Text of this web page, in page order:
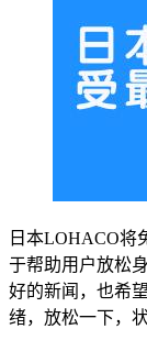
日本LOHACO将
于帮助用户放松
好的新闻，也希
绪，放松一下，